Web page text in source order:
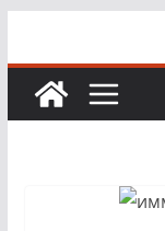
содержимому